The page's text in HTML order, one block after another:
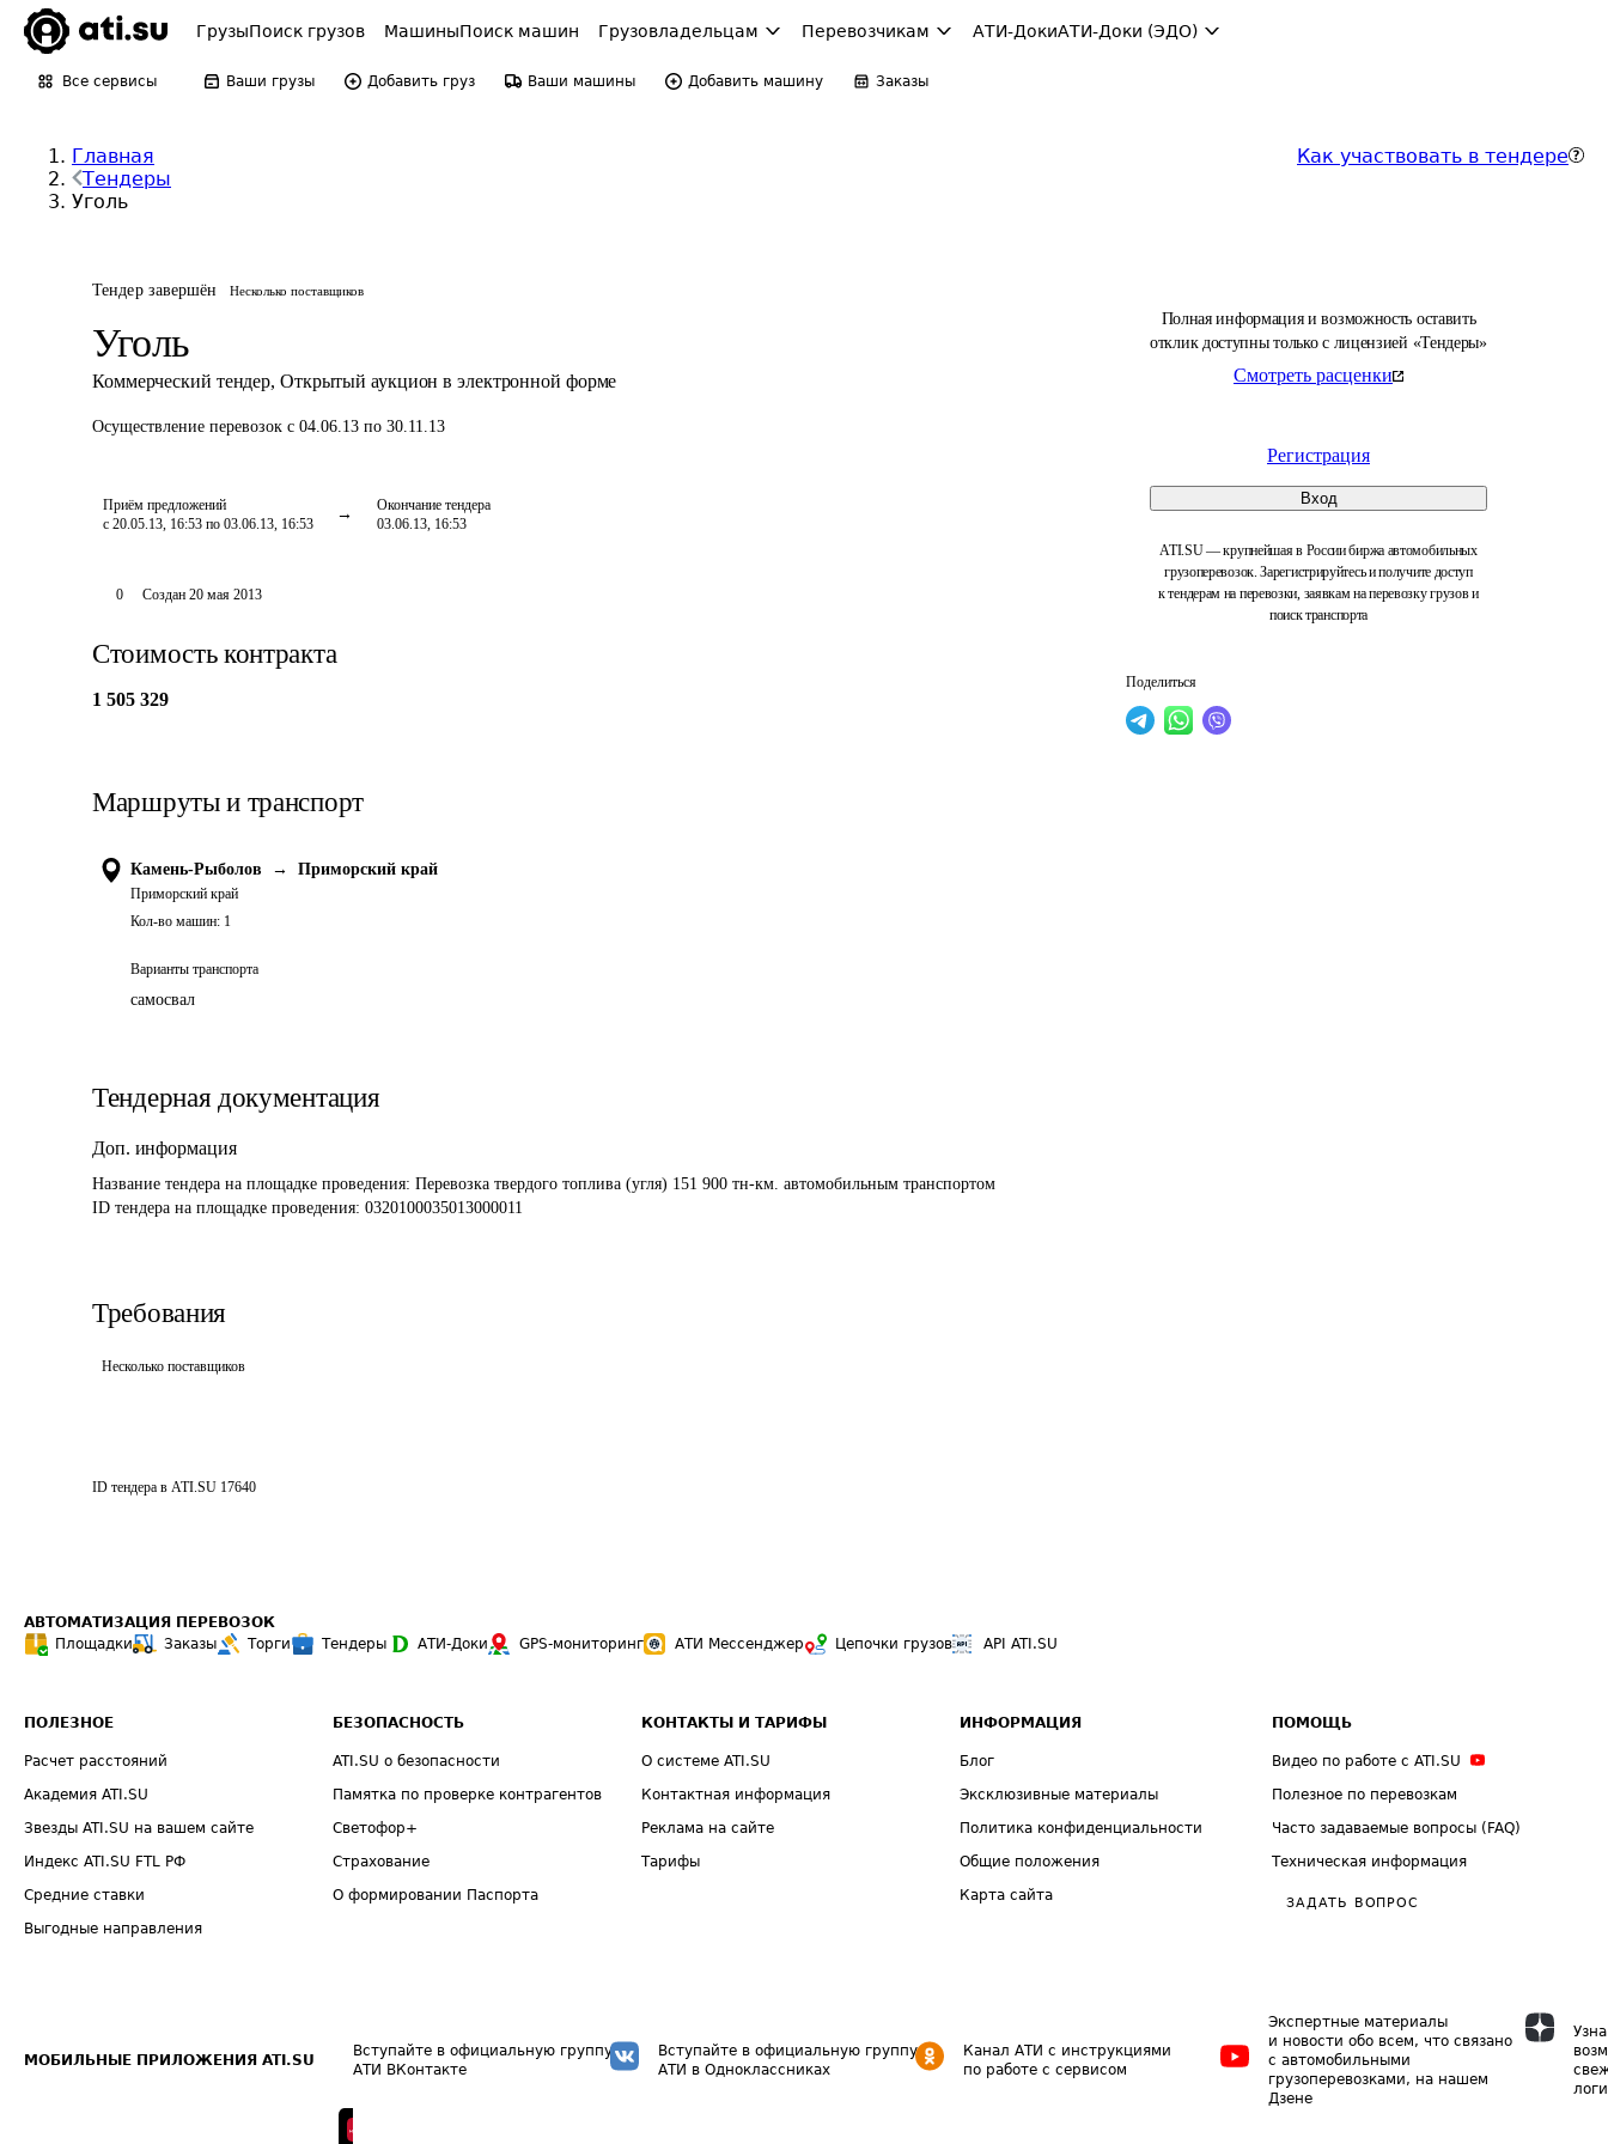
ГрузыПоиск грузов МашиныПоиск машин Грузовладельцам Перевозчикам АТИ-ДокиАТИ-Доки (ЭДО)
Все сервисы Ваши грузы Добавить груз Ваши машины Добавить машину Заказы
Главная
Тендеры
Уголь
Как участвовать в тендере
Тендер завершён Несколько поставщиков
Уголь
Коммерческий тендер, Открытый аукцион в электронной форме
Осуществление перевозок с 04.06.13 по 30.11.13
Приём предложений
с 20.05.13, 16:53 по 03.06.13, 16:53
Окончание тендера
03.06.13, 16:53
Полная информация и возможность оставить
отклик доступны только с лицензией «Тендеры»
Смотреть расценки
Регистрация
Вход
ATI.SU — крупнейшая в России биржа автомобильных
грузоперевозок. Зарегистрируйтесь и получите доступ
к тендерам на перевозки, заявкам на перевозку грузов и
поиск транспорта
Поделиться
0 Создан 20 мая 2013
Стоимость контракта
1 505 329
Маршруты и транспорт
Камень-Рыболов →
Приморский край
Приморский край
Кол-во машин: 1
Варианты транспорта
самосвал
Тендерная документация
Доп. информация
Название тендера на площадке проведения: Перевозка твердого топлива (угля) 151 900 тн-км. автомобильным транспортом
ID тендера на площадке проведения: 0320100035013000011
Требования
Несколько поставщиков
ID тендера в ATI.SU 17640
АВТОМАТИЗАЦИЯ ПЕРЕВОЗОК
Площадки
Заказы Торги Тендеры АТИ-Доки GPS-мониторинг АТИ Мессенджер Цепочки грузов API ATI.SU
ПОЛЕЗНОЕ
Расчет расстояний
Академия ATI.SU
Звезды ATI.SU на вашем сайте
Индекс ATI.SU FTL РФ
Средние ставки
Выгодные направления
БЕЗОПАСНОСТЬ
ATI.SU о безопасности
Памятка по проверке контрагентов
Светофор+
Страхование
О формировании Паспорта
КОНТАКТЫ И ТАРИФЫ
О системе ATI.SU
Контактная информация
Реклама на сайте
Тарифы
ИНФОРМАЦИЯ
Блог
Эксклюзивные материалы
Политика конфиденциальности
Общие положения
Карта сайта
ПОМОЩЬ
Видео по работе с ATI.SU
Полезное по перевозкам
Часто задаваемые вопросы (FAQ)
Техническая информация
ЗАДАТЬ ВОПРОС
МОБИЛЬНЫЕ ПРИЛОЖЕНИЯ ATI.SU
Вступайте в официальную группу
АТИ ВКонтакте
Вступайте в официальную группу
АТИ в Одноклассниках
Канал АТИ с инструкциями
по работе с сервисом
Экспертные материалы
и новости обо всем, что связано
с автомобильными
грузоперевозками, на нашем
Дзене